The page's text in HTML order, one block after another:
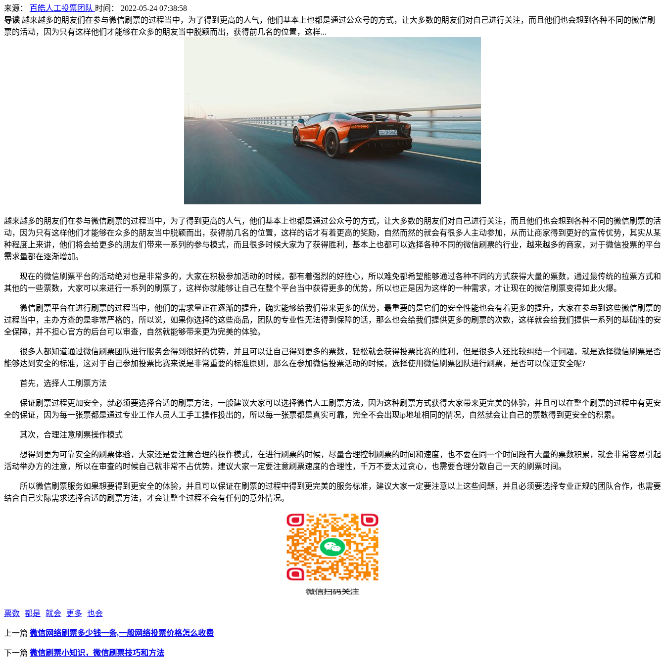
来源： 百皓人工投票团队 时间： 2022-05-24 07:38:58
导读 越来越多的朋友们在参与微信刷票的过程当中，为了得到更高的人气，他们基本上也都是通过公众号的方式，让大多数的朋友们对自己进行关注，而且他们也会想到各种不同的微信刷
票的活动，因为只有这样他们才能够在众多的朋友当中脱颖而出，获得前几名的位置，这样...
越来越多的朋友们在参与微信刷票的过程当中，为了得到更高的人气，他们基本上也都是通过公众号的方式，让大多数的朋友们对自己进行关注，而且他们也会想到各种不同的微信刷票的活
动，因为只有这样他们才能够在众多的朋友当中脱颖而出，获得前几名的位置，这样的话才有着更高的奖励，自然而然的就会有很多人主动参加，从而让商家得到更好的宣传优势，其实从某
种程度上来讲，他们将会给更多的朋友们带来一系列的参与模式，而且很多时候大家为了获得胜利，基本上也都可以选择各种不同的微信刷票的行业，越来越多的商家，对于微信投票的平台
需求量都在逐渐增加。
现在的微信刷票平台的活动绝对也是非常多的，大家在积极参加活动的时候，都有着强烈的好胜心，所以难免都希望能够通过各种不同的方式获得大量的票数，通过最传统的拉票方式和
其他的一些票数，大家可以来进行一系列的刷票了，这样你就能够让自己在整个平台当中获得更多的优势，所以也正是因为这样的一种需求，才让现在的微信刷票变得如此火爆。
微信刷票平台在进行刷票的过程当中，他们的需求量正在逐渐的提升，确实能够给我们带来更多的优势，最重要的是它们的安全性能也会有着更多的提升，大家在参与到这些微信刷票的
过程当中，主办方查的是非常严格的，所以说，如果你选择的这些商品，团队的专业性无法得到保障的话，那么也会给我们提供更多的刷票的次数，这样就会给我们提供一系列的基础性的安
全保障，并不担心官方的后台可以审查，自然就能够带来更为完美的体验。
很多人都知道通过微信刷票团队进行服务会得到很好的优势，并且可以让自己得到更多的票数，轻松就会获得投票比赛的胜利，但是很多人还比较纠结一个问题，就是选择微信刷票是否
能够达到安全的标准，这对于自己参加投票比赛来说是非常重要的标准原则，那么在参加微信投票活动的时候，选择使用微信刷票团队进行刷票，是否可以保证安全呢?
首先，选择人工刷票方法
保证刷票过程更加安全，就必须要选择合适的刷票方法，一般建议大家可以选择微信人工刷票方法，因为这种刷票方式获得大家带来更完美的体验，并且可以在整个刷票的过程中有更安
全的保证，因为每一张票都是通过专业工作人员人工手工操作投出的，所以每一张票都是真实可靠，完全不会出现ip地址相同的情况，自然就会让自己的票数得到更安全的积累。
其次，合理注意刷票操作模式
想得到更为可靠安全的刷票体验，大家还是要注意合理的操作模式，在进行刷票的时候，尽量合理控制刷票的时间和速度，也不要在同一个时间段有大量的票数积累，就会非常容易引起
活动举办方的注意，所以在审查的时候自己就非常不占优势，建议大家一定要注意刷票速度的合理性，千万不要太过贪心，也需要合理分散自己一天的刷票时间。
所以微信刷票服务如果想要得到更安全的体验，并且可以保证在刷票的过程中得到更完美的服务标准，建议大家一定要注意以上这些问题，并且必须要选择专业正规的团队合作，也需要
结合自己实际需求选择合适的刷票方法，才会让整个过程不会有任何的意外情况。
票数 都是 就会 更多 也会
上一篇 微信网络刷票多少钱一条,一般网络投票价格怎么收费
下一篇 微信刷票小知识，微信刷票技巧和方法